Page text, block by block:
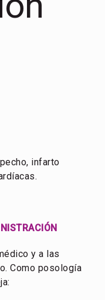
infarto
y a las
Como posología